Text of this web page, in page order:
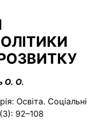
О. О.
Освіта. Соціальні
92–108